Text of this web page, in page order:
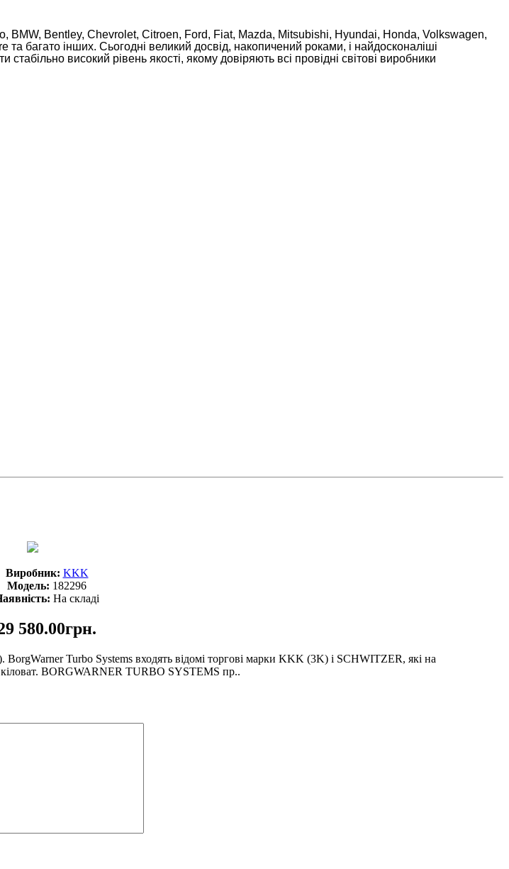
BMW, Bentley, Chevrolet, Citroen, Ford, Fiat, Mazda, Mitsubishi, Hyundai, Honda, Volkswagen,
багато інших. Сьогодні великий досвід, накопичений роками, і найдосконаліші
високий рівень якості, якому довіряють всі провідні світові виробники
Виробник: KKK
Модель: 182296
На складі
580.00грн.
Turbo Systems входять відомі торгові марки KKK (3K) і SCHWITZER, які на
кіловат. BORGWARNER TURBO SYSTEMS пр..